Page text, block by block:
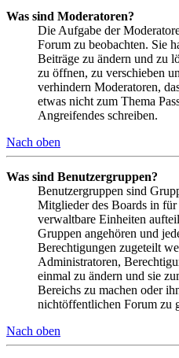
Was sind Moderatoren?
Die Aufgabe der
Forum zu beobachten. Sie
Beiträge zu ändern und zu
zu öffnen, zu verschieben
verhindern Moderatoren,
etwas nicht zum Thema
Angreifendes schreiben.
Nach oben
Was sind Benutzergruppen?
Benutzergruppen sind
Mitglieder des Boards in
verwaltbare Einheiten
Gruppen angehören und
Berechtigungen zugeteilt
Administratoren,
einmal zu ändern und sie
Bereichs zu machen oder
nichtöffentlichen Forum zu
Nach oben